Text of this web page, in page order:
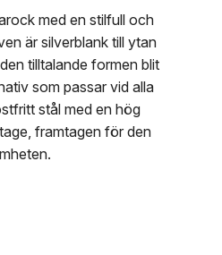
med en stilfull och
är silverblank till ytan
tilltalande formen blit
som passar vid alla
stål med en hög
framtagen för den